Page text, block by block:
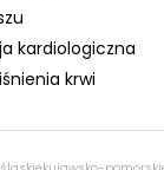
kardiologiczna
krwi